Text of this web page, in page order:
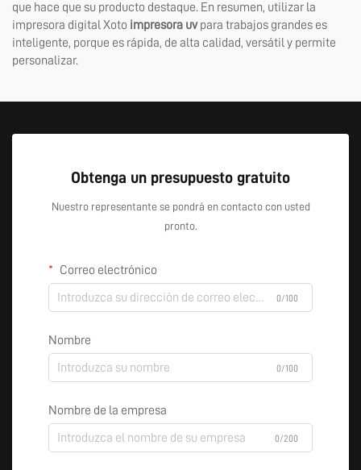
que hace que su producto destaque. En resumen, utilizar la
impresora digital Xoto impresora uvpara trabajos grandes es
inteligente, porque es rápida, de alta calidad, versátil y permite
personalizar.
Obtenga un presupuesto gratuito
Nuestro representante se pondrá en contacto con usted
pronto.
Correo electrónico
0/100
Nombre
0/100
Nombre de la empresa
0/200